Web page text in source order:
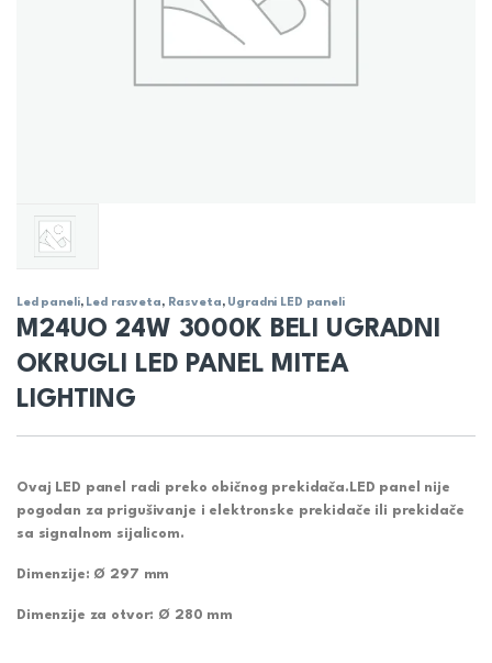
Led paneli, Led rasveta, Rasveta, Ugradni LED paneli
M24UO 24W 3000K BELI UGRADNI
OKRUGLI LED PANEL MITEA
LIGHTING
Ovaj LED panel radi preko običnog prekidača.LED panel nije
pogodan za prigušivanje i elektronske prekidače ili prekidače
sa signalnom sijalicom.
Dimenzije: Ø 297 mm
Dimenzije za otvor: Ø 280 mm